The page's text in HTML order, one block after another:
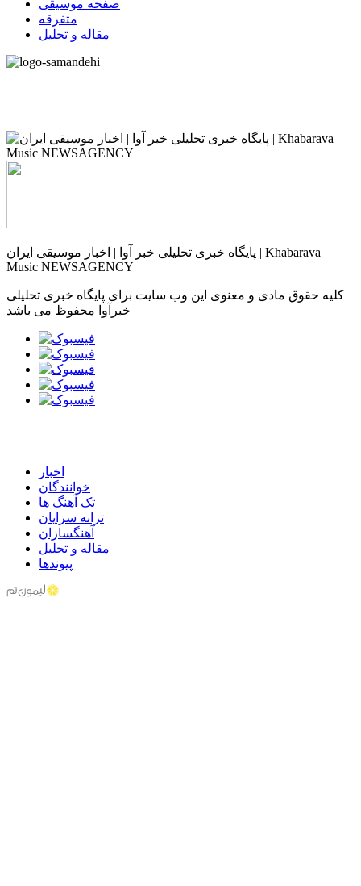
صفحه موسیقی
متفرقه
مقاله و تحلیل
پایگاه خبری تحلیلی خبر آوا | اخبار موسیقی ایران | Khabarava
Music NEWSAGENCY
کلیه حقوق مادی و معنوی این وب سایت برای پایگاه خبری تحلیلی
خبرآوا محفوظ می باشد
اخبار
خوانندگان
تک آهنگ ها
ترانه سرایان
آهنگسازان
مقاله و تحلیل
پیوندها